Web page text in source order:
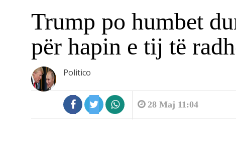
Trump po humbet
për hapin e tij të
Politico
28 Maj 11:04